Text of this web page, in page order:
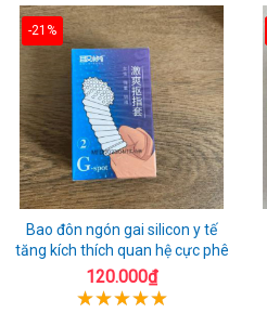
-21%
Bao đôn ngón gai silicon y tế
tăng kích thích quan hệ cực phê
120.000₫